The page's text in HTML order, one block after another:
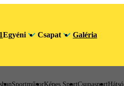
Egyéni Csapat Galéria
SportműsorKépes SportCsupasport